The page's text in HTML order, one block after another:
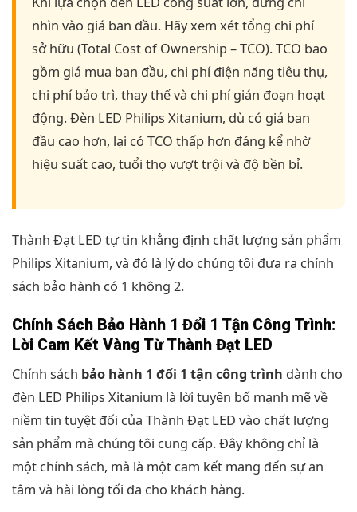
nhìn vào giá ban đầu. Hãy xem xét tổng chi phí
sở hữu (Total Cost of Ownership – TCO). TCO bao
gồm giá mua ban đầu, chi phí điện năng tiêu thụ,
chi phí bảo trì, thay thế và chi phí gián đoạn hoạt
động. Đèn LED Philips Xitanium, dù có giá ban
đầu cao hơn, lại có TCO thấp hơn đáng kể nhờ
hiệu suất cao, tuổi thọ vượt trội và độ bền bỉ.
Thành Đạt LED tự tin khẳng định chất lượng sản phẩm
Philips Xitanium, và đó là lý do chúng tôi đưa ra chính
sách bảo hành có 1 không 2.
Chính Sách Bảo Hành 1 Đổi 1 Tận Công Trình:
Lời Cam Kết Vàng Từ Thành Đạt LED
Chính sách bảo hành 1 đổi 1 tận công trình dành cho
đèn LED Philips Xitanium là lời tuyên bố mạnh mẽ về
niềm tin tuyệt đối của Thành Đạt LED vào chất lượng
sản phẩm mà chúng tôi cung cấp. Đây không chỉ là
một chính sách, mà là một cam kết mang đến sự an
tâm và hài lòng tối đa cho khách hàng.